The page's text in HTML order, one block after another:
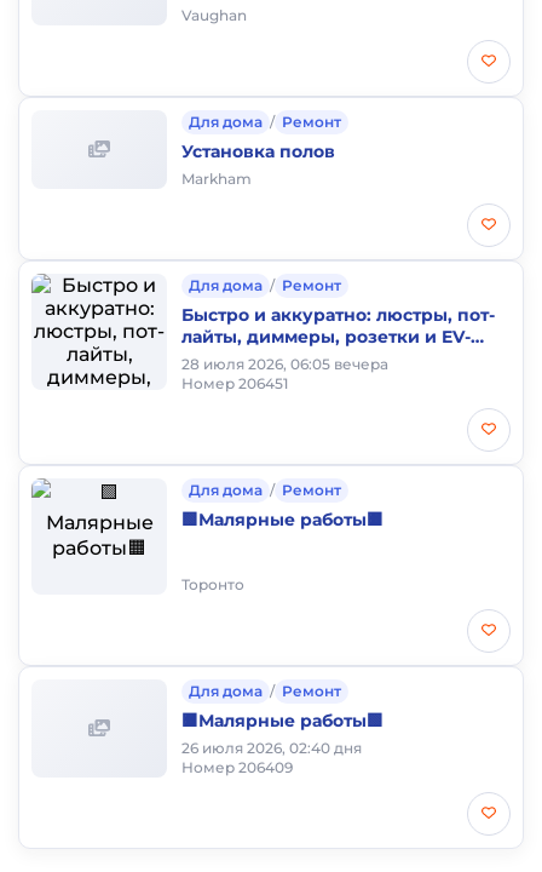
Vaughan
Для дома / Ремонт
Установка полов
Markham
Для дома / Ремонт
Быстро и аккуратно: люстры, пот-
лайты, диммеры, розетки и EV-
зарядки 🔌
28 июля 2026, 06:05 вечера
Номер 206451
Для дома / Ремонт
🟩Малярные работы🟧
Торонто
Для дома / Ремонт
🟧Малярные работы🟩
26 июля 2026, 02:40 дня
Номер 206409